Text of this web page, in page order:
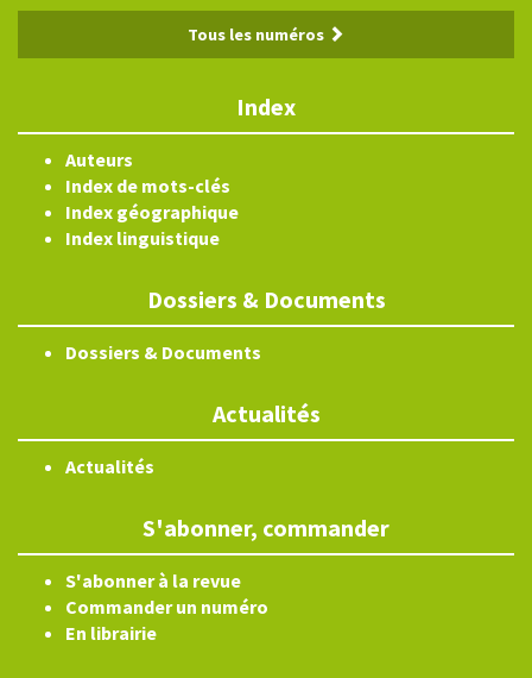
Tous les numéros
Index
Auteurs
Index de mots-clés
Index géographique
Index linguistique
Dossiers & Documents
Dossiers & Documents
Actualités
Actualités
S'abonner, commander
S'abonner à la revue
Commander un numéro
En librairie